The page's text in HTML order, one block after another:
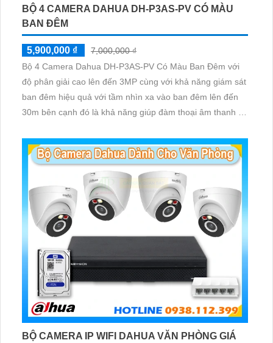
BỘ 4 CAMERA DAHUA DH-P3AS-PV CÓ MÀU
BAN ĐÊM
5,900,000 ₫
7,000,000 ₫
Bộ 4 Camera Dahua DH-P3AS-PV Có Màu Ban Đêm với
độ phân giải cao lên đến 3MP cùng với khả năng giám sát
ban đêm hiệu quả với tầm nhìn xa vào ban đêm lên đến
30m bên cạnh đó là khả năng giúp đàm thoại âm thanh 2
nhập
BỘ CAMERA IP WIFI DAHUA VĂN PHÒNG GIÁ